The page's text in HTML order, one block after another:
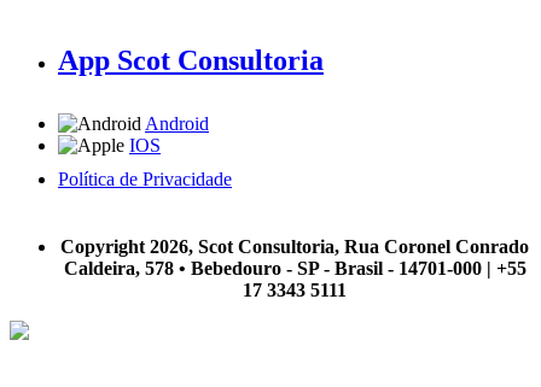
App Scot Consultoria
Android
IOS
Política de Privacidade
Copyright 2026, Scot Consultoria, Rua Coronel Conrado
Caldeira, 578 • Bebedouro - SP - Brasil - 14701-000 | +55
17 3343 5111